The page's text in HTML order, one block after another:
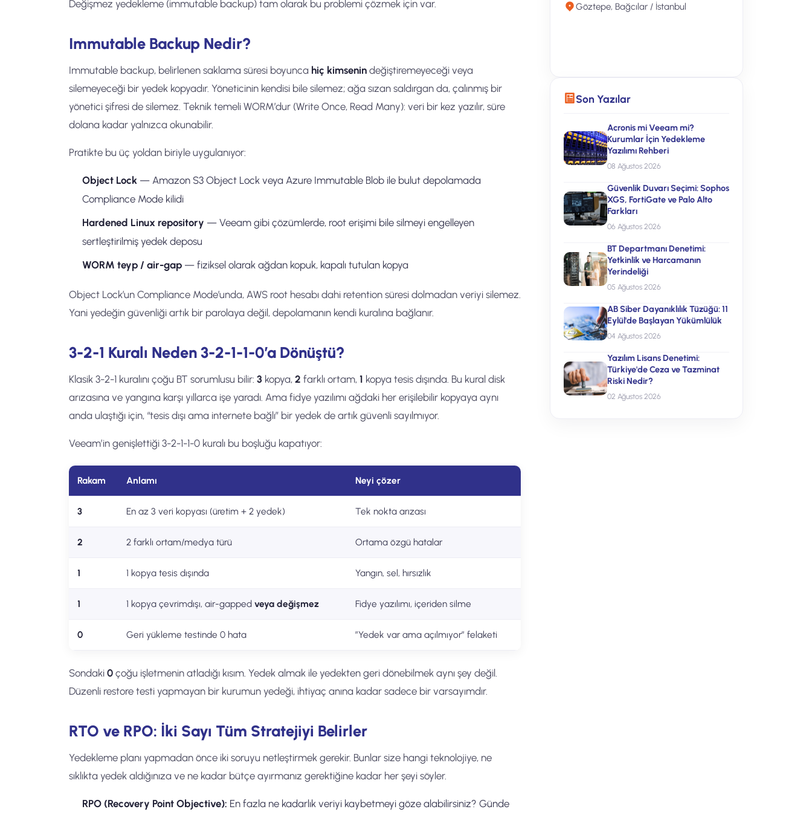
Değişmez yedekleme (immutable backup) tam olarak bu problemi çözmek için var.
Immutable Backup Nedir?
Immutable backup, belirlenen saklama süresi boyunca hiç kimsenin değiştiremeyeceği veya
silemeyeceği bir yedek kopyadır. Yöneticinin kendisi bile silemez; ağa sızan saldırgan da, çalınmış bir
yönetici şifresi de silemez. Teknik temeli WORM’dur (Write Once, Read Many): veri bir kez yazılır, süre
dolana kadar yalnızca okunabilir.
Pratikte bu üç yoldan biriyle uygulanıyor:
Object Lock — Amazon S3 Object Lock veya Azure Immutable Blob ile bulut depolamada
Compliance Mode kilidi
Hardened Linux repository — Veeam gibi çözümlerde, root erişimi bile silmeyi engelleyen
sertleştirilmiş yedek deposu
WORM teyp / air-gap — fiziksel olarak ağdan kopuk, kapalı tutulan kopya
Object Lock’un Compliance Mode’unda, AWS root hesabı dahi retention süresi dolmadan veriyi silemez.
Yani yedeğin güvenliği artık bir parolaya değil, depolamanın kendi kuralına bağlanır.
3-2-1 Kuralı Neden 3-2-1-1-0’a Dönüştü?
Klasik 3-2-1 kuralını çoğu BT sorumlusu bilir: 3 kopya, 2 farklı ortam, 1 kopya tesis dışında. Bu kural disk
arızasına ve yangına karşı yıllarca işe yaradı. Ama fidye yazılımı ağdaki her erişilebilir kopyaya aynı
anda ulaştığı için, “tesis dışı ama internete bağlı” bir yedek de artık güvenli sayılmıyor.
Veeam’in genişlettiği 3-2-1-1-0 kuralı bu boşluğu kapatıyor:
Rakam Anlamı Neyi çözer
3 En az 3 veri kopyası (üretim + 2 yedek) Tek nokta arızası
2 2 farklı ortam/medya türü Ortama özgü hatalar
1 1 kopya tesis dışında Yangın, sel, hırsızlık
1 1 kopya çevrimdışı, air-gapped veya değişmez Fidye yazılımı, içeriden silme
0 Geri yükleme testinde 0 hata ”Yedek var ama açılmıyor” felaketi
Sondaki 0 çoğu işletmenin atladığı kısım. Yedek almak ile yedekten geri dönebilmek aynı şey değil.
Düzenli restore testi yapmayan bir kurumun yedeği, ihtiyaç anına kadar sadece bir varsayımdır.
RTO ve RPO: İki Sayı Tüm Stratejiyi Belirler
Yedekleme planı yapmadan önce iki soruyu netleştirmek gerekir. Bunlar size hangi teknolojiye, ne
sıklıkta yedek aldığınıza ve ne kadar bütçe ayırmanız gerektiğine kadar her şeyi söyler.
RPO (Recovery Point Objective): En fazla ne kadarlık veriyi kaybetmeyi göze alabilirsiniz? Günde
Göztepe, Bağcılar / İstanbul
Son Yazılar
Acronis mi Veeam mi?
Kurumlar İçin Yedekleme
Yazılımı Rehberi
08 Ağustos 2026
Güvenlik Duvarı Seçimi: Sophos
XGS, FortiGate ve Palo Alto
Farkları
06 Ağustos 2026
BT Departmanı Denetimi:
Yetkinlik ve Harcamanın
Yerindeliği
05 Ağustos 2026
AB Siber Dayanıklılık Tüzüğü: 11
Eylül'de Başlayan Yükümlülük
04 Ağustos 2026
Yazılım Lisans Denetimi:
Türkiye'de Ceza ve Tazminat
Riski Nedir?
02 Ağustos 2026